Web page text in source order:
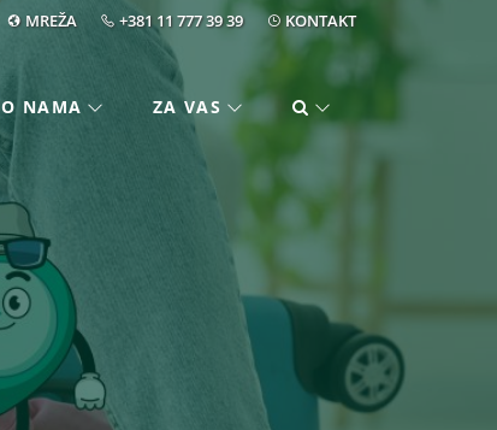
MREŽA +381 11 777 39 39 KONTAKT
O NAMA ZA VAS